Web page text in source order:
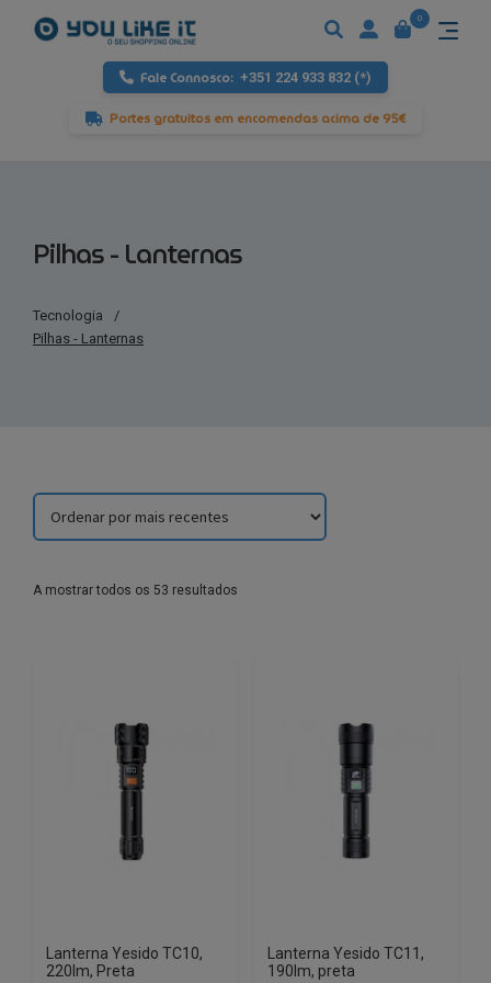
Fale Connosco: +351 224 933 832 (*)
Portes gratuitos em encomendas acima de 95€
0
Pilhas - Lanternas
Tecnologia
/
Pilhas - Lanternas
A mostrar todos os 53 resultados
Lanterna Yesido TC10,
220lm, Preta
Lanterna Yesido TC11,
190lm, preta